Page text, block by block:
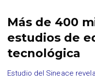
Más de 400
estudios de
tecnológica
Estudio del Sineace